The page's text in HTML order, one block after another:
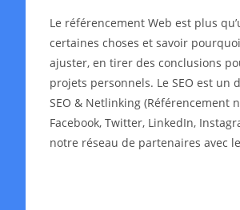
Le référencement Web est plus
certaines choses et savoir
ajuster, en tirer des conclusions
projets personnels. Le SEO est
SEO & Netlinking (Référencement
Facebook, Twitter, LinkedIn,
notre réseau de partenaires avec